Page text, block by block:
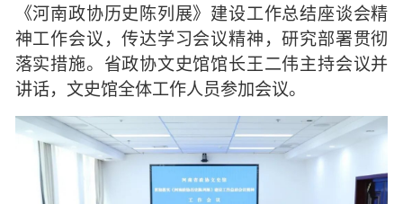
党派团体 市县政协 专题荟萃
《河南政协历史陈列展》建设工作总结座谈会精
神工作会议，传达学习会议精神，研究部署贯彻
落实措施。省政协文史馆馆长王二伟主持会议并
讲话，文史馆全体工作人员参加会议。